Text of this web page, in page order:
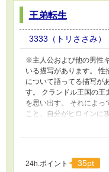
王弟転生
3333（トリささみ）
※主人公および他の男性
いる描写があります。 性
について語ってる描写が
す。 クランドル王国の王
を思い出す。 それによっ
こと、自分がヒロインに
辿っているのが自分と兄
破滅した方が遙かにマシ
分からこの国を出て行っ
撲滅のために立ち上がる
24h.ポイント 35pt